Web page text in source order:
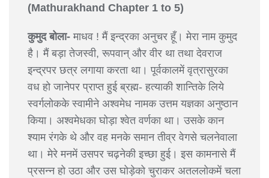
(Mathurakhand Chapter 1 to 5)
कुमुद बोला- माधव ! मैं इन्द्रका अनुचर हूँ। मेरा नाम कुमुद
है। मैं बड़ा तेजस्वी, रूपवान् और वीर था तथा देवराज
इन्द्रपर छत्र लगाया करता था। पूर्वकालमें वृत्रासुरका
वध हो जानेपर प्राप्त हुई ब्रह्म- हत्याकी शान्तिके लिये
स्वर्गलोकके स्वामीने अश्वमेध नामक उत्तम यज्ञका अनुष्ठान
किया। अश्वमेधका घोड़ा श्वेत वर्णका था। उसके कान
श्याम रंगके थे और वह मनके समान तीव्र वेगसे चलनेवाला
था। मेरे मनमें उसपर चढ़नेकी इच्छा हुई। इस कामनासे मैं
प्रसन्न हो उठा और उस घोड़ेको चुराकर अतललोकमें चला